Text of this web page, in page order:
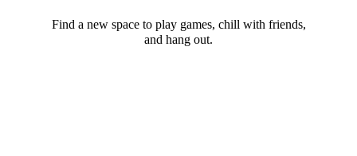
Find a new space to play games, chill with friends,
and hang out.